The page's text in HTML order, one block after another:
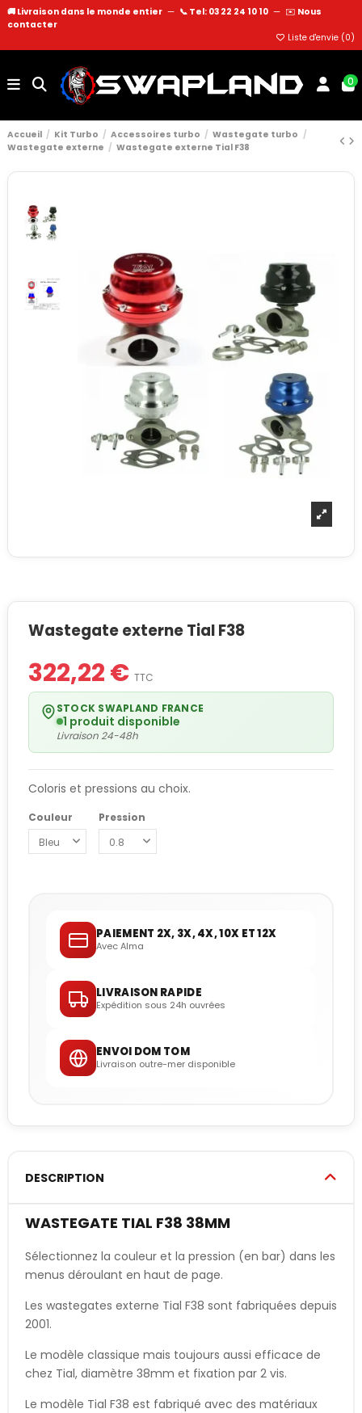
🚚 Livraison dans le monde entier — 📞 Tel: 03 22 24 10 10 — ✉️ Nous
contacter
Liste d'envie (0)
0
Accueil Kit Turbo Accessoires turbo
Wastegate turbo
Wastegate externe
Wastegate externe Tial F38
Wastegate externe Tial F38
322,22 € TTC
STOCK SWAPLAND FRANCE
1 produit disponible
Livraison 24-48h
Coloris et pressions au choix.
Couleur Pression
PAIEMENT 2X, 3X, 4X, 10X ET 12X
Avec Alma
LIVRAISON RAPIDE
Expédition sous 24h ouvrées
ENVOI DOM TOM
Livraison outre-mer disponible
DESCRIPTION
WASTEGATE TIAL F38 38MM
Sélectionnez la couleur et la pression (en bar) dans les
menus déroulant en haut de page.
Les wastegates externe Tial F38 sont fabriquées depuis
2001.
Le modèle classique mais toujours aussi efficace de
chez Tial, diamètre 38mm et fixation par 2 vis.
Le modèle Tial F38 est fabriqué avec des matériaux